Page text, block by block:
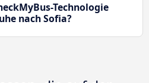
Technologie
nach Sofia?